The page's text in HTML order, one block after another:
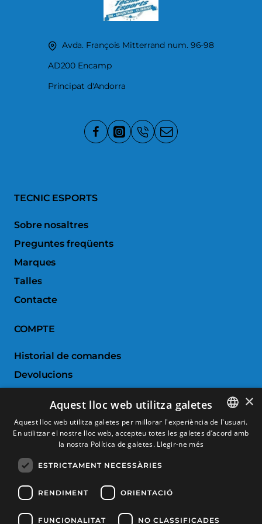
Avda. François Mitterrand num. 96-98
AD200 Encamp
Principat d'Andorra
TECNIC ESPORTS
Sobre nosaltres
Preguntes freqüents
Marques
Talles
Contacte
COMPTE
Historial de comandes
Devolucions
Comparar productes
SERVEI AL CLIENT
Condicions de Compra
Canvis i devolucions
SPANISH
×
Aquest lloc web utilitza galetes
Aquest lloc web utilitza galetes per millorar l'experiència de l'usuari.
En utilitzar el nostre lloc web, accepteu totes les galetes d’acord amb
la nostra Política de galetes. Llegir-ne més
ESTRICTAMENT NECESSÀRIES
RENDIMENT ORIENTACIÓ
FUNCIONALITAT NO CLASSIFICADES